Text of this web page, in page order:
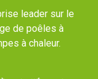
leader sur le
de poêles à
à chaleur.